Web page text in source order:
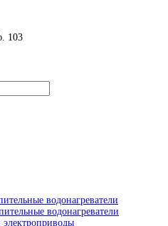
103
водонагреватели
водонагреватели
электроприводы